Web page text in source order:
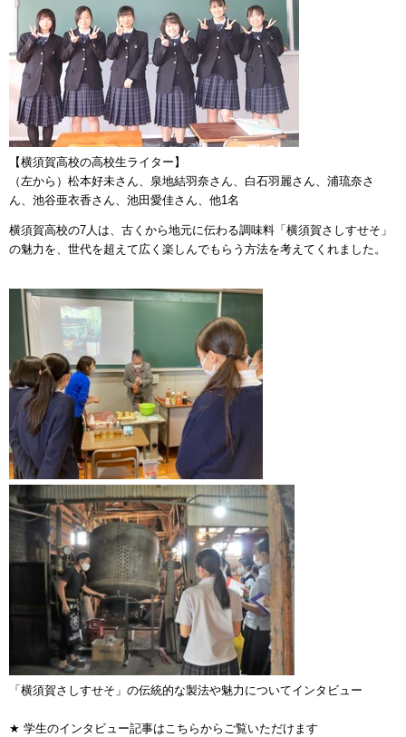
【横須賀高校の高校生ライター】
（左から）松本好未さん、泉地結羽奈さん、白石羽麗さん、浦琉奈さ
ん、池谷亜衣香さん、池田愛佳さん、他1名
横須賀高校の7人は、古くから地元に伝わる調味料「横須賀さしすせそ」
の魅力を、世代を超えて広く楽しんでもらう方法を考えてくれました。
「横須賀さしすせそ」の伝統的な製法や魅力についてインタビュー
★ 学生のインタビュー記事はこちらからご覧いただけます